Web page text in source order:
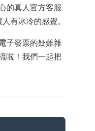
的真人官方客服
有冰冷的感覺。
子發票的疑難雜
啦！我們一起把